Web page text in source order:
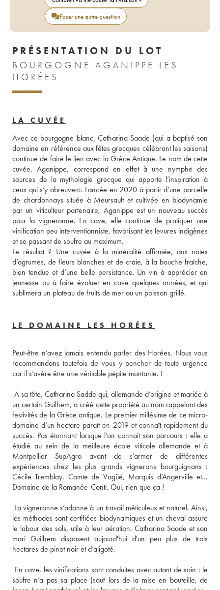
Poser une autre question
PRÉSENTATION DU LOT
BOURGOGNE AGANIPPE LES
HORÉES
LA CUVÉE
Avec ce bourgogne blanc, Catharina Saade (qui a baptisé son
domaine en référence aux fêtes grecques célébrant les saisons)
continue de faire le lien avec la Grèce Antique. Le nom de cette
cuvée, Aganippe, correspond en effet à une nymphe des
sources de la mythologie grecque qui apporte l’inspiration à
ceux qui s’y abreuvent. Lancée en 2020 à partir d’une parcelle
de chardonnays située à Meursault et cultivée en biodynamie
par un viticulteur partenaire, Aganippe est un nouveau succès
pour la vigneronne. En cave, elle continue de pratiquer une
vinification peu interventionniste, favorisant les levures indigènes
et se passant de soufre au maximum.
Le résultat ? Une cuvée à la minéralité affirmée, aux notes
d’agrumes, de fleurs blanches et de craie, à la bouche fraîche,
bien tendue et d’une belle persistance. Un vin à apprécier en
jeunesse ou à faire évoluer en cave quelques années, et qui
sublimera un plateau de fruits de mer ou un poisson grillé.
LE DOMAINE LES HORÉES
Peut-être n’avez jamais entendu parler des Horées. Nous vous
recommandons toutefois de vous y pencher de toute urgence
A sa tête, Catharina Sadde qui, allemande d’origine et mariée à
un certain Guilhem, a créé cette propriété au nom rappelant des
festivités de la Grèce antique. Le premier millésime de ce micro-
domaine d’un hectare paraît en 2019 et connaît rapidement du
succès. Pas étonnant lorsque l’on connaît son parcours : elle a
étudié au sein de la meilleure école viticole allemande et à
Montpellier SupAgro avant de s’armer de différentes
expériences chez les plus grands vignerons bourguignons :
Cécile Tremblay, Comte de Vogüé, Marquis d’Angerville et…
La vigneronne s’adonne à un travail méticuleux et naturel. Ainsi,
les méthodes sont certifiées biodynamiques et un cheval assure
le labour des sols, utile à leur aération. Catharina Saade et son
mari Guilhem disposent aujourd'hui d'un peu plus de trois
En cave, les vinifications sont conduites avec autant de soin : le
soufre n’a pas sa place (sauf lors de la mise en bouteille, de